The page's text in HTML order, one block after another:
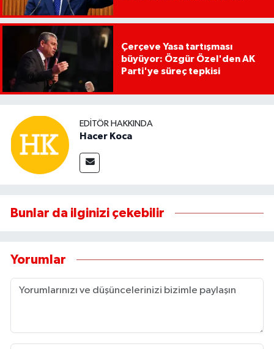
Çerçeve Yasa tartışması
büyüyor: Özgür Özel'den AK
Parti'ye süreç tepkisi
EDITÖR HAKKINDA
Hacer Koca
Bunlar da ilginizi çekebilir
Yorumlar